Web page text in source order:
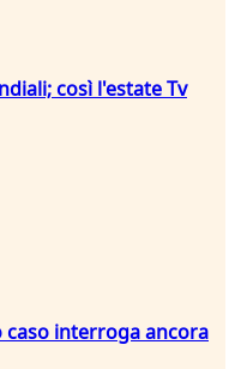
così l'estate Tv
caso interroga ancora